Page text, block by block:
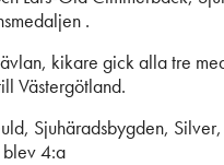
.
kikare gick alla tre
Västergötland.
Sjuhäradsbygden,
blev 4:a